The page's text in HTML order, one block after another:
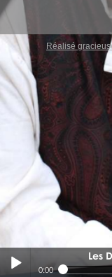
Les
0:00
Réalisé